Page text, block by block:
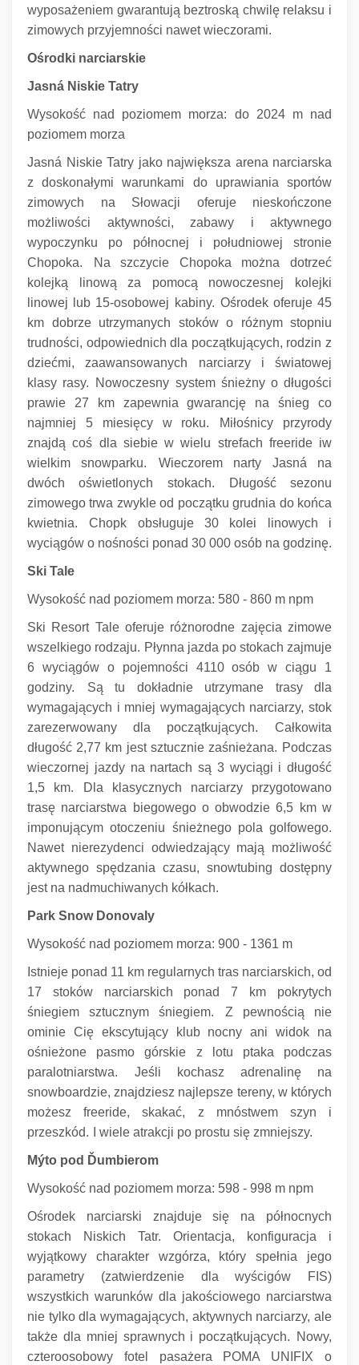
wyposażeniem gwarantują beztroską chwilę relaksu i
zimowych przyjemności nawet wieczorami.
Ośrodki narciarskie
Jasná Niskie Tatry
Wysokość nad poziomem morza: do 2024 m nad
poziomem morza
Jasná Niskie Tatry jako największa arena narciarska
z doskonałymi warunkami do uprawiania sportów
zimowych na Słowacji oferuje nieskończone
możliwości aktywności, zabawy i aktywnego
wypoczynku po północnej i południowej stronie
Chopoka.
Na szczycie Chopoka można dotrzeć
kolejką linową za pomocą nowoczesnej kolejki
linowej lub 15-osobowej kabiny. Ośrodek oferuje 45
km dobrze utrzymanych stoków o różnym stopniu
trudności, odpowiednich dla początkujących, rodzin z
dziećmi, zaawansowanych narciarzy i światowej
klasy rasy.
Nowoczesny system śnieżny o długości
prawie 27 km zapewnia gwarancję na śnieg co
najmniej 5 miesięcy w roku.
Miłośnicy przyrody
znajdą coś dla siebie w wielu strefach freeride iw
wielkim snowparku.
Wieczorem narty Jasná na
dwóch oświetlonych stokach.
Długość sezonu
zimowego trwa zwykle od początku grudnia do końca
kwietnia.
Chopk obsługuje 30 kolei linowych i
wyciągów o nośności ponad 30 000 osób na godzinę.
Ski Tale
Wysokość nad poziomem morza: 580 - 860 m npm
Ski Resort Tale oferuje różnorodne zajęcia zimowe
wszelkiego rodzaju. Płynna jazda po stokach zajmuje
6 wyciągów o pojemności 4110 osób w ciągu 1
godziny.
Są tu dokładnie utrzymane trasy dla
wymagających i mniej wymagających narciarzy, stok
zarezerwowany dla początkujących.
Całkowita
długość 2,77 km jest sztucznie zaśnieżana. Podczas
wieczornej jazdy na nartach są 3 wyciągi i długość
1,5 km.
Dla klasycznych narciarzy przygotowano
trasę narciarstwa biegowego o obwodzie 6,5 km w
imponującym otoczeniu śnieżnego pola golfowego.
Nawet nierezydenci odwiedzający mają możliwość
aktywnego spędzania czasu, snowtubing dostępny
jest na nadmuchiwanych kółkach.
Park Snow Donovaly
Wysokość nad poziomem morza: 900 - 1361 m
Istnieje ponad 11 km regularnych tras narciarskich, od
17 stoków narciarskich ponad 7 km pokrytych
śniegiem sztucznym śniegiem.
Z pewnością nie
ominie Cię ekscytujący klub nocny ani widok na
ośnieżone pasmo górskie z lotu ptaka podczas
paralotniarstwa.
Jeśli kochasz adrenalinę na
snowboardzie, znajdziesz najlepsze tereny, w których
możesz freeride, skakać, z mnóstwem szyn i
przeszkód.
I wiele atrakcji po prostu się zmniejszy.
Mýto pod Ďumbierom
Wysokość nad poziomem morza: 598 - 998 m npm
Ośrodek narciarski znajduje się na północnych
stokach Niskich Tatr.
Orientacja, konfiguracja i
wyjątkowy charakter wzgórza, który spełnia jego
parametry (zatwierdzenie dla wyścigów FIS)
wszystkich warunków dla jakościowego narciarstwa
nie tylko dla wymagających, aktywnych narciarzy, ale
także dla mniej sprawnych i początkujących.
Nowy,
czteroosobowy fotel pasażera POMA UNIFIX o